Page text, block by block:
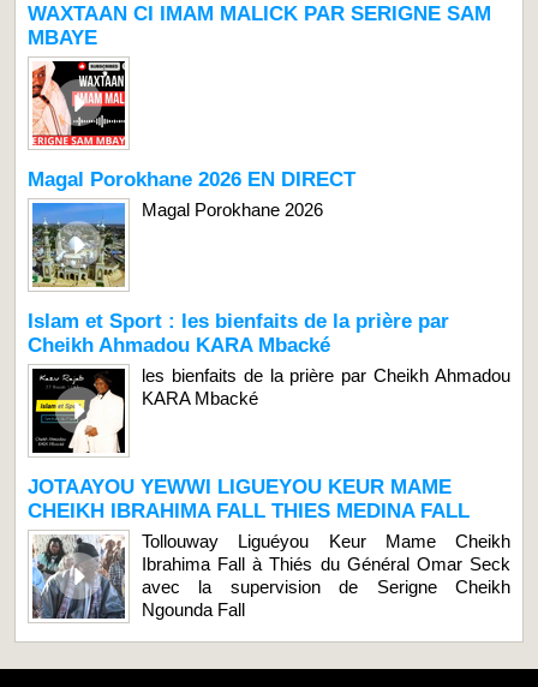
WAXTAAN CI IMAM MALICK PAR SERIGNE SAM
MBAYE
Magal Porokhane 2026 EN DIRECT
Magal Porokhane 2026
Islam et Sport : les bienfaits de la prière par
Cheikh Ahmadou KARA Mbacké
les bienfaits de la prière par Cheikh Ahmadou
KARA Mbacké
JOTAAYOU YEWWI LIGUEYOU KEUR MAME
CHEIKH IBRAHIMA FALL THIES MEDINA FALL
Tollouway Liguéyou Keur Mame Cheikh
Ibrahima Fall à Thiés du Général Omar Seck
avec la supervision de Serigne Cheikh
Ngounda Fall